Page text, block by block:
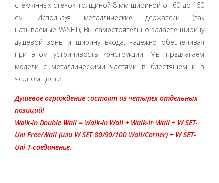
стеклянных стенок толщиной 8 мм шириной от 60 до 160
см. Используя металлические держатели (так
называемые W-SET), Вы самостоятельно задаете ширину
душевой зоны и ширину входа, надежно обеспечивая
при этом устойчивость конструкции. Мы предлагаем
модели с металлическими частями в блестящем и в
черном цвете.
Душевое ограждение состоит из четырех отдельных
позиций!
Walk-In Double Wall = Walk-In Wall + Walk-In Wall + W SET-
Uni Free/Wall (или W SET 80/90/100 Wall/Corner) + W SET-
Uni T-соединение.